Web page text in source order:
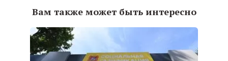
Вам также может быть интересно